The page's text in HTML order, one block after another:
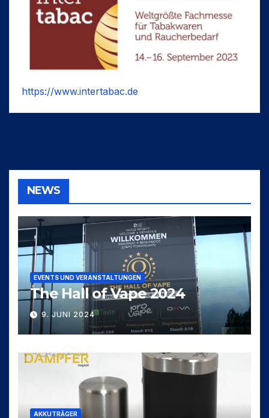
https://www.intertabac.de
NEWS
EVENTS UND VERANSTALTUNGEN
The Hall of Vape 2024
9. JUNI 2024
AKKUTRÄGER